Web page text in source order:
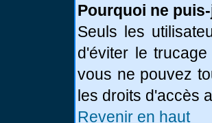
Pourquoi ne
Seuls les
d'éviter le
vous ne pouvez
les droits d'accès
Revenir en haut